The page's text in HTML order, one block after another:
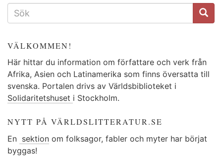
SÖKFORMULÄR
VÄLKOMMEN!
Här hittar du information om författare och verk från
Afrika, Asien och Latinamerika som finns översatta till
svenska. Portalen drivs av Världsbiblioteket i
Solidaritetshuset i Stockholm.
NYTT PÅ VÄRLDSLITTERATUR.SE
En sektion om folksagor, fabler och myter har börjat
byggas!